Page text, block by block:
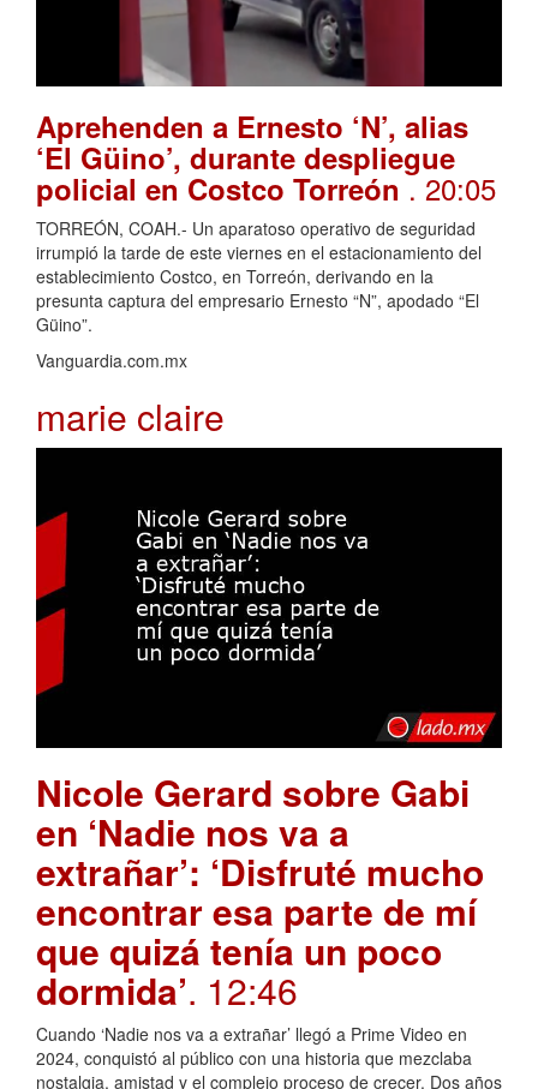
Aprehenden a Ernesto ‘N’, alias
‘El Güino’, durante despliegue
policial en Costco Torreón. 20:05
TORREÓN, COAH.- Un aparatoso operativo de seguridad
irrumpió la tarde de este viernes en el estacionamiento del
establecimiento Costco, en Torreón, derivando en la
presunta captura del empresario Ernesto “N”, apodado “El
Güino”.
Vanguardia.com.mx
marie claire
Nicole Gerard sobre Gabi
en ‘Nadie nos va a
extrañar’: ‘Disfruté mucho
encontrar esa parte de mí
que quizá tenía un poco
dormida’. 12:46
Cuando ‘Nadie nos va a extrañar’ llegó a Prime Video en
2024, conquistó al público con una historia que mezclaba
nostalgia, amistad y el complejo proceso de crecer. Dos años